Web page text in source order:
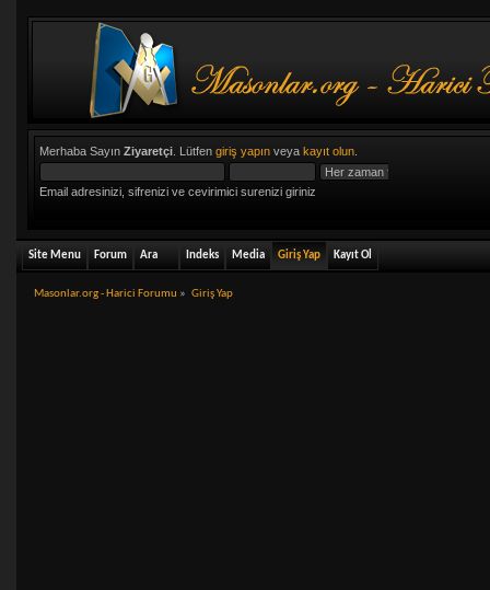
Merhaba Sayın Ziyaretçi. Lütfen giriş yapınveya kayıt olun.
Email adresinizi, sifrenizi ve cevirimici surenizi giriniz
Site Menu Forum Ara Indeks Media Giriş Yap Kayıt Ol
Masonlar.org - Harici Forumu » Giriş Yap